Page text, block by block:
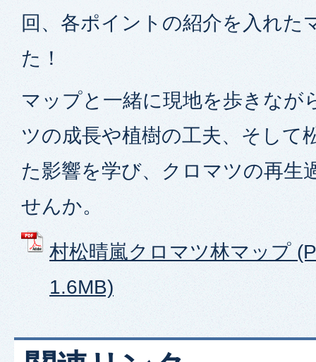
回、各ポイントの紹介を入れた
た！
マップと一緒に現地を歩きなが
ツの成長や植樹の工夫、そして
た影響を学び、クロマツの再生
せんか。
村松晴嵐クロマツ林マップ
1.6MB)